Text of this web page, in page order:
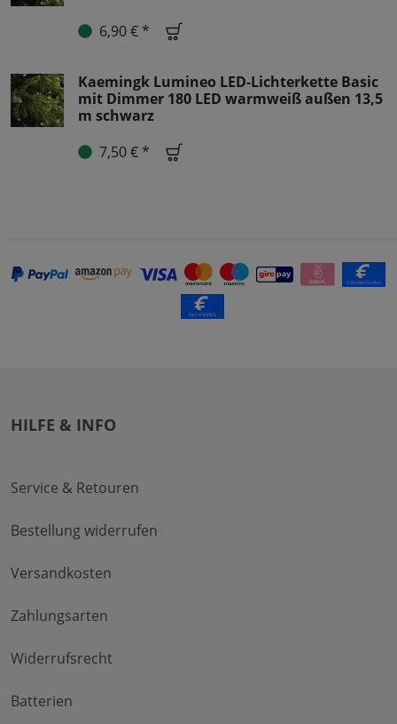
6,90 € *
Kaemingk Lumineo LED-Lichterkette Basic
mit Dimmer 180 LED warmweiß außen 13,5
m schwarz
7,50 € *
HILFE & INFO
Service & Retouren
Bestellung widerrufen
Versandkosten
Zahlungsarten
Widerrufsrecht
Batterien